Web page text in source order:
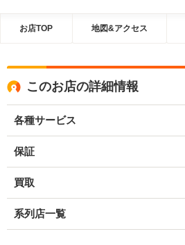
お店TOP 地図&アクセス
このお店の詳細情報
各種サービス
保証
買取
系列店一覧